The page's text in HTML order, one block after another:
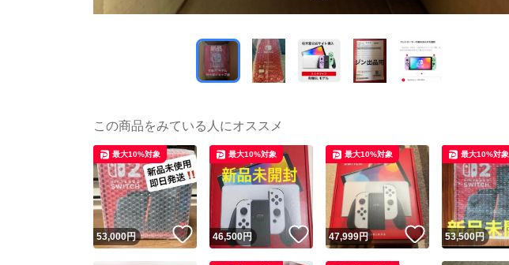
この商品をみている人にオススメ
53,000円 いいね！
最大10%対象
46,500円 いいね！
最大10%対象
47,999円 いいね！
最大10%対象
53,500円
最大10%対象